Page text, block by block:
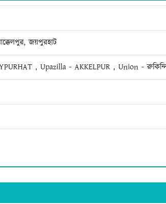
জয়পুরহাট
, Upazilla - AKKELPUR , Union -